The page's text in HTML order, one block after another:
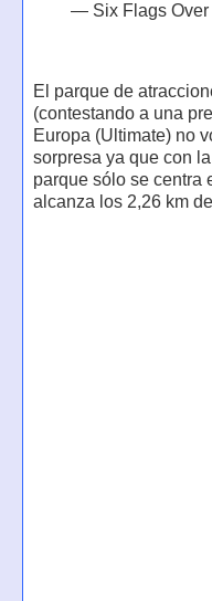
— Six Flags Over
El parque de
(contestando a una
Europa (Ultimate) no
sorpresa ya que con
parque sólo se centra
alcanza los 2,26 km